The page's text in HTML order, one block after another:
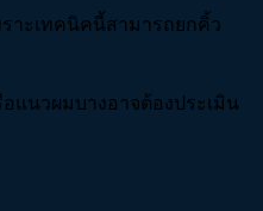
าะเทคนิคนี้สามารถยกคิ้ว
แนวผมบางอาจต้องประเมิน